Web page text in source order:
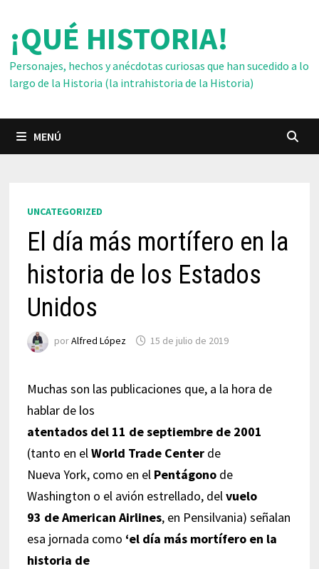
contenido
¡QUÉ HISTORIA!
Personajes, hechos y anécdotas curiosas que han sucedido a lo
largo de la Historia (la intrahistoria de la Historia)
MENÚ
UNCATEGORIZED
El día más mortífero en la
historia de los Estados
Unidos
porAlfred López 15 de julio de 2019
Muchas son las publicaciones que, a la hora de
hablar de los
atentados del 11 de septiembre de 2001
(tanto en elWorld Trade Centerde
Nueva York, como en el Pentágonode
Washington o el avión estrellado, delvuelo
93 de American Airlines, en Pensilvania) señalan
esa jornada como ‘el día más mortífero en la
historia de